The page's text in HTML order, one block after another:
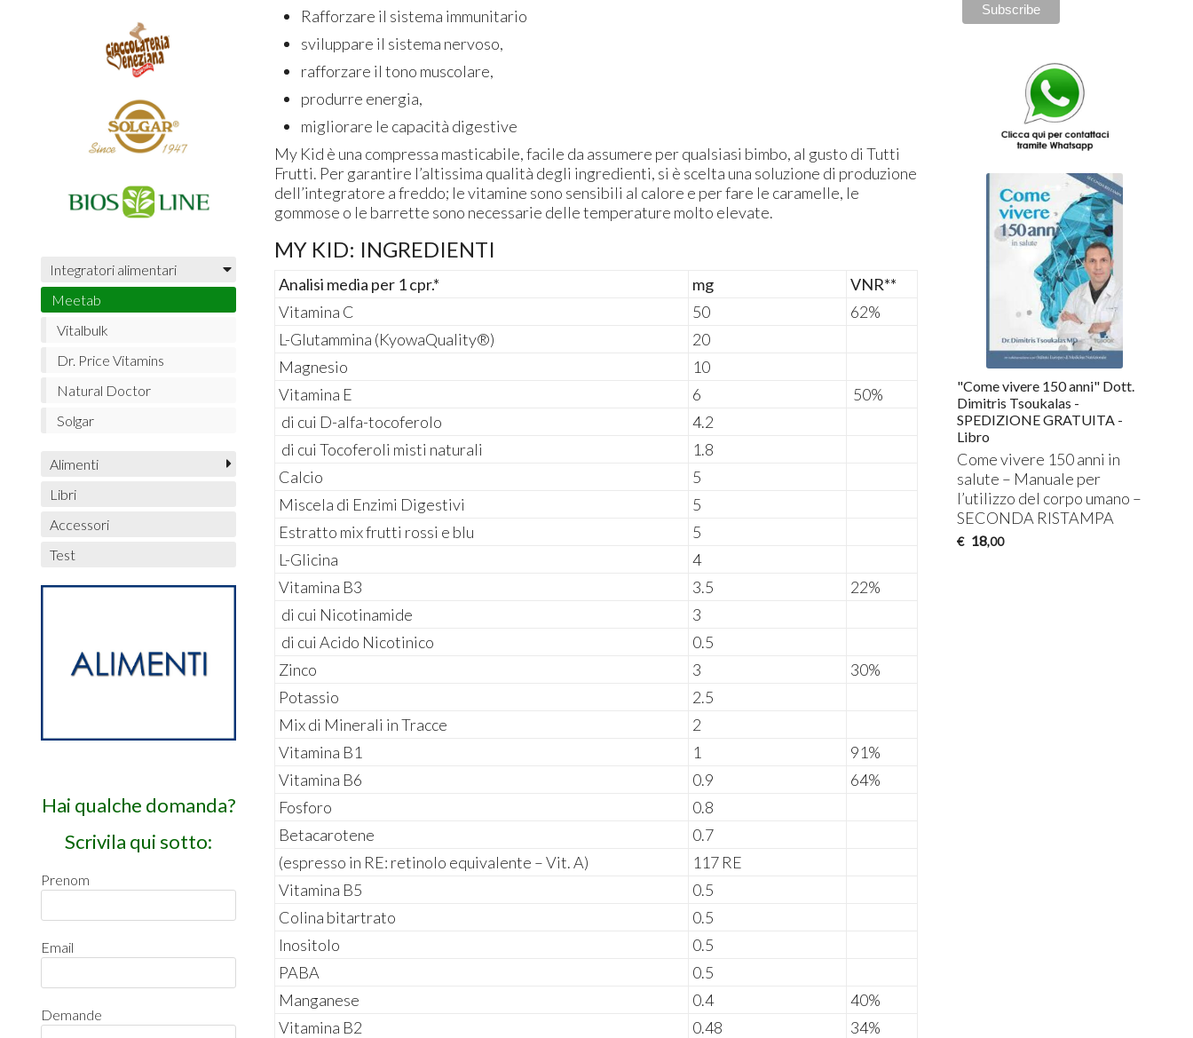
Rafforzare il sistema immunitario
sviluppare il sistema nervoso,
rafforzare il tono muscolare,
produrre energia,
migliorare le capacità digestive
My Kid è una compressa masticabile, facile da assumere per qualsiasi bimbo, al gusto di Tutti
Frutti. Per garantire l’altissima qualità degli ingredienti, si è scelta una soluzione di produzione
dell’integratore a freddo; le vitamine sono sensibili al calore e per fare le caramelle, le
gommose o le barrette sono necessarie delle temperature molto elevate.
MY KID: INGREDIENTI
Analisi media per 1 cpr.* mg
VNR**
Vitamina C
50
62%
L-Glutammina (KyowaQuality®)
20
Magnesio
10
Vitamina E
6
50%
di cui D-alfa-tocoferolo
4.2
di cui Tocoferoli misti naturali
1.8
Calcio
5
Miscela di Enzimi Digestivi
5
Estratto mix frutti rossi e blu
5
L-Glicina
4
Vitamina B3
3.5
22%
di cui Nicotinamide
3
di cui Acido Nicotinico
0.5
Zinco
3
30%
Potassio
2.5
Mix di Minerali in Tracce
2
Vitamina B1
1
91%
Vitamina B6
0.9
64%
Fosforo
0.8
Betacarotene
0.7
(espresso in RE: retinolo equivalente – Vit. A)
117 RE
Vitamina B5
0.5
Colina bitartrato
0.5
Inositolo
0.5
PABA
0.5
Manganese
0.4
40%
Vitamina B2
0.48
34%
Integratori alimentari
Meetab
Vitalbulk
Dr. Price Vitamins
Natural Doctor
Solgar
Alimenti
Libri
Accessori
Test
Hai qualche domanda?
Scrivila qui sotto:
Prenom
Email
Demande
"Come vivere 150 anni" Dott.
Dimitris Tsoukalas -
SPEDIZIONE GRATUITA -
Libro
Come vivere 150 anni in
salute – Manuale per
l’utilizzo del corpo umano –
SECONDA RISTAMPA
€ 18,00